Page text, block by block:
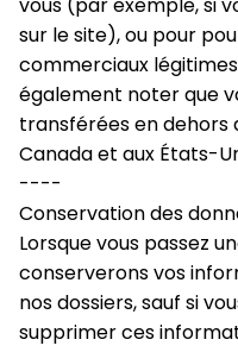
sur le site), ou pour
commerciaux
également noter que
transférées en dehors
Canada et aux États-
----
Conservation des
Lorsque vous passez
conserverons vos
nos dossiers, sauf si
supprimer ces